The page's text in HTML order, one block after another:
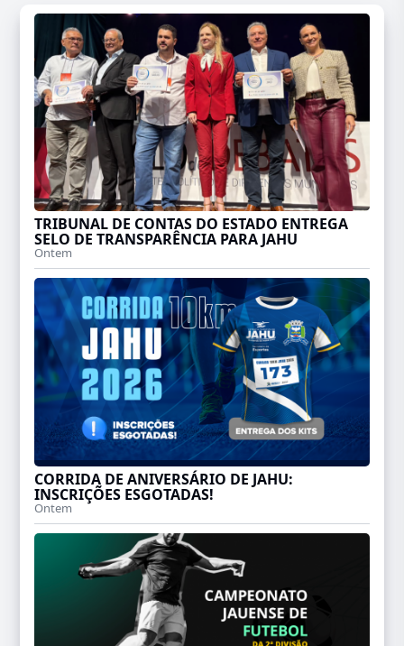
TRIBUNAL DE CONTAS DO ESTADO ENTREGA
SELO DE TRANSPARÊNCIA PARA JAHU
Ontem
CORRIDA DE ANIVERSÁRIO DE JAHU:
INSCRIÇÕES ESGOTADAS!
Ontem